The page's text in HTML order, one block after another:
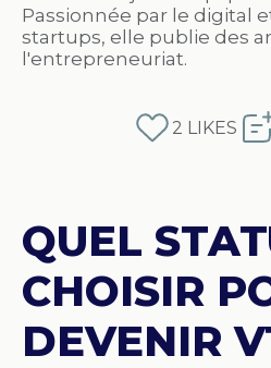
Passionnée par le digital
startups, elle publie des
l'entrepreneuriat.
2 LIKES
QUEL
CHOISIR
DEVENIR